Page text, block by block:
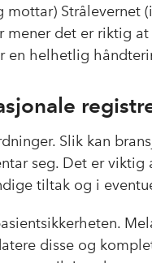
mottar) Strålevernet
mener det er riktig
en helhetlig
Slik kan
seg. Det er
tiltak og i
disse og